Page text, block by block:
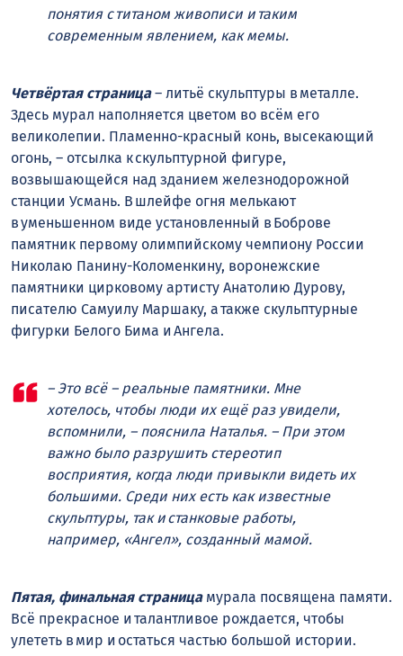
понятия с титаном живописи и таким
современным явлением, как мемы.
Четвёртая страница– литьё скульптуры в металле.
Здесь мурал наполняется цветом во всём его
великолепии. Пламенно-красный конь, высекающий
огонь, – отсылка к скульптурной фигуре,
возвышающейся над зданием железнодорожной
станции Усмань. В шлейфе огня мелькают
в уменьшенном виде установленный в Боброве
памятник первому олимпийскому чемпиону России
Николаю Панину-Коломенкину, воронежские
памятники цирковому артисту Анатолию Дурову,
писателю Самуилу Маршаку, а также скульптурные
фигурки Белого Бима и Ангела.
– Это всё – реальные памятники. Мне
хотелось, чтобы люди их ещё раз увидели,
вспомнили, – пояснила Наталья. – При этом
важно было разрушить стереотип
восприятия, когда люди привыкли видеть их
большими. Среди них есть как известные
скульптуры, так и станковые работы,
например, «Ангел», созданный мамой.
Пятая, финальная страницамурала посвящена памяти.
Всё прекрасное и талантливое рождается, чтобы
улететь в мир и остаться частью большой истории.